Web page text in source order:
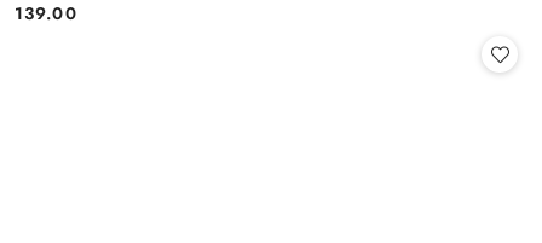
Cena:
139.00